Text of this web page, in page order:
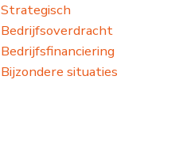
Strategisch
Bedrijfsoverdracht
Bedrijfsfinanciering
Bijzondere situaties